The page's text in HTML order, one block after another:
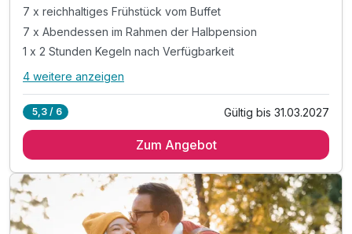
7 x reichhaltiges Frühstück vom Buffet
7 x Abendessen im Rahmen der Halbpension
1 x 2 Stunden Kegeln nach Verfügbarkeit
Alle Inklusivleistungen
7 x reichhaltiges Frühstück vom Buffet
1 x 2 Stunden Kegeln nach Verfügbarkeit
1 x Führung durch das Brauen (Montags/Donnerstag)*
ODER 1 x Verkostung der hauseigenen Biere*
4 weitere anzeigen
5,3 / 6 Gültig bis 31.03.2027
Zum Angebot